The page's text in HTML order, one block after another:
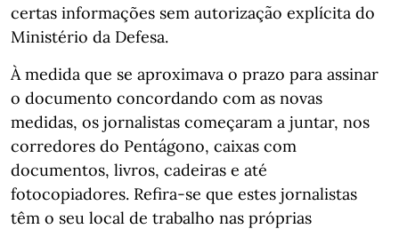
certas informações sem autorização explícita do
Ministério da Defesa.
À medida que se aproximava o prazo para assinar
o documento concordando com as novas
medidas, os jornalistas começaram a juntar, nos
corredores do Pentágono, caixas com
documentos, livros, cadeiras e até
fotocopiadores. Refira-se que estes jornalistas
têm o seu local de trabalho nas próprias